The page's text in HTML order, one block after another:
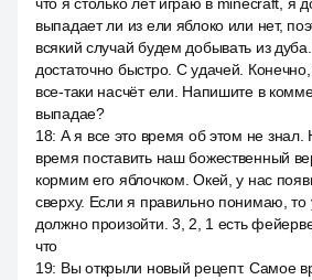
выпадает ли из ели яблоко или нет,
всякий случай будем добывать из
достаточно быстро. С удачей.
все-таки насчёт ели. Напишите в
выпадае?
18: А я все это время об этом не
время поставить наш божественный
кормим его яблочком. Окей, у нас
сверху. Если я правильно понимаю, то
должно произойти. 3, 2, 1 есть
что
19: Вы открыли новый рецепт. Самое